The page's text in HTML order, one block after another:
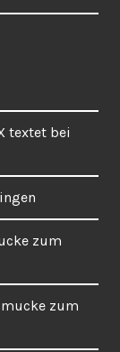
textet bei
zum
zum